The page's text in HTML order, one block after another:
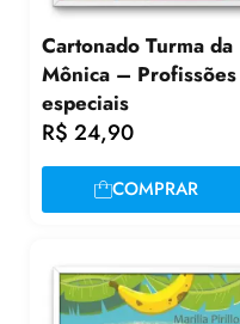
Cartonado Turma da
Mônica – Profissões
especiais
R$ 24,90
COMPRAR